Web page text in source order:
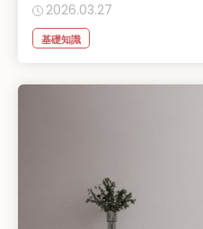
2026.03.27
基礎知識